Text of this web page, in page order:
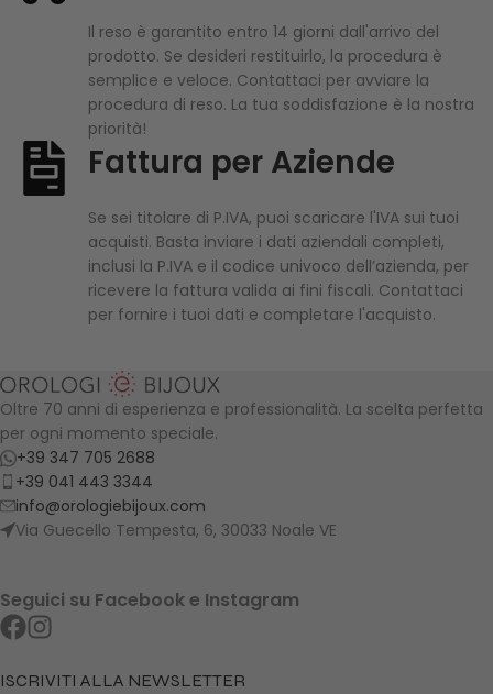
Il reso è garantito entro 14 giorni dall'arrivo del
prodotto. Se desideri restituirlo, la procedura è
semplice e veloce. Contattaci per avviare la
procedura di reso. La tua soddisfazione è la nostra
priorità!
Fattura per Aziende
Se sei titolare di P.IVA, puoi scaricare l'IVA sui tuoi
acquisti. Basta inviare i dati aziendali completi,
inclusi la P.IVA e il codice univoco dell’azienda, per
ricevere la fattura valida ai fini fiscali. Contattaci
per fornire i tuoi dati e completare l'acquisto.
Oltre 70 anni di esperienza e professionalità. La scelta perfetta
per ogni momento speciale.
+39 347 705 2688
+39 041 443 3344
info@orologiebijoux.com
Via Guecello Tempesta, 6, 30033 Noale VE
Seguici su Facebook e Instagram
ISCRIVITI ALLA NEWSLETTER